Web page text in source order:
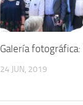
Galería
24 JUN, 2019